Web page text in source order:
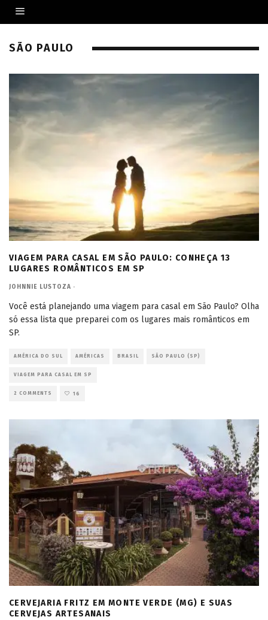
SÃO PAULO
VIAGEM PARA CASAL EM SÃO PAULO: CONHEÇA 13
LUGARES ROMÂNTICOS EM SP
JOHNNIE LUSTOZA ·
Você está planejando uma viagem para casal em São Paulo? Olha
só essa lista que preparei com os lugares mais românticos em
SP.
AMÉRICA DO SUL AMÉRICAS BRASIL SÃO PAULO (SP)
VIAGEM PARA CASAL EM SP
2 COMMENTS 16
CERVEJARIA FRITZ EM MONTE VERDE (MG) E SUAS
CERVEJAS ARTESANAIS